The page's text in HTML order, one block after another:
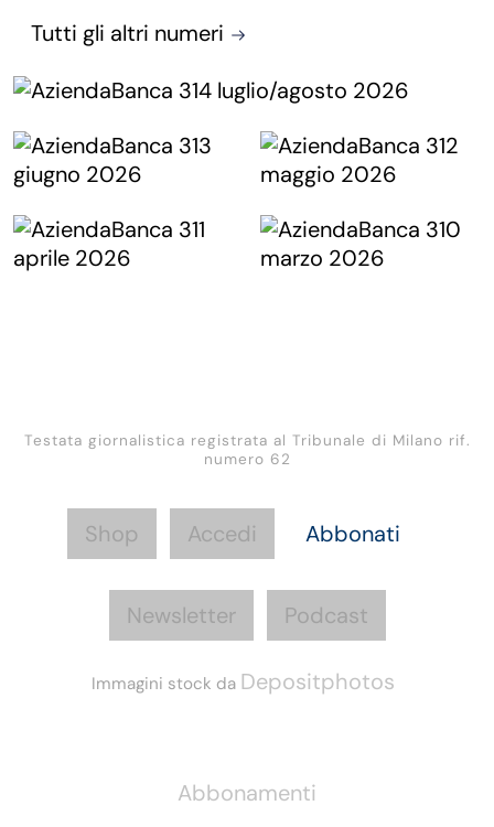
Tutti gli altri numeri
Testata giornalistica registrata al Tribunale di Milano rif.
numero 62
Shop Accedi Abbonati
Newsletter Podcast
Immagini stock da Depositphotos
Abbonamenti